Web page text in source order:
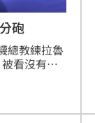
砲
總教練拉魯
看沒有的
吞敗。